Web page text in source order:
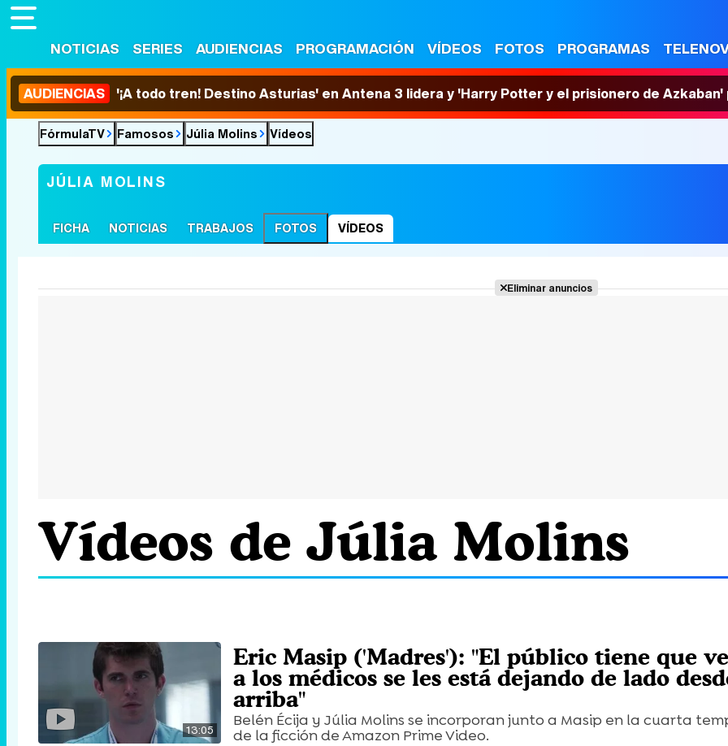
NOTICIAS SERIES AUDIENCIAS PROGRAMACIÓN VÍDEOS FOTOS PROGRAMAS
AUDIENCIAS '¡A todo tren! Destino Asturias' en Antena 3 lidera y 'Harry Potter y el prisionero de
FórmulaTV Famosos Júlia Molins Vídeos
JÚLIA MOLINS
FICHA NOTICIAS TRABAJOS FOTOS VÍDEOS
Eliminar anuncios
Vídeos de Júlia Molins
13:05
Eric Masip ('Madres'): "El público tiene que
a los médicos se les está dejando de lado
arriba"
Belén Écija y Júlia Molins se incorporan junto a Masip en la cuarta
de la ficción de Amazon Prime Video.